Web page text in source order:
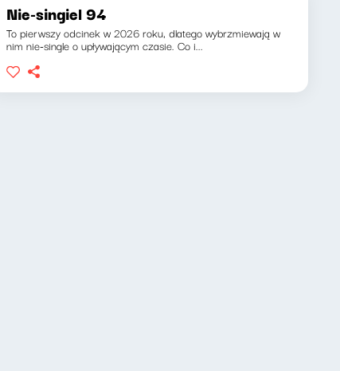
Nie-singiel 94
To pierwszy odcinek w 2026 roku, dlatego wybrzmiewają w
nim nie-single o upływającym czasie. Co i...